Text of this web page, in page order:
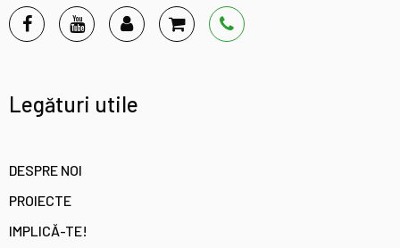
Legături utile
DESPRE NOI
PROIECTE
IMPLICĂ-TE!